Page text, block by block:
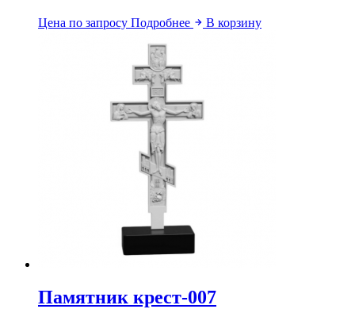
Цена по запросу Подробнее В корзину
Памятник крест-007